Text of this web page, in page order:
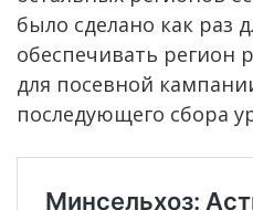
было сделано как раз
обеспечивать регион
для посевной
последующего сбора